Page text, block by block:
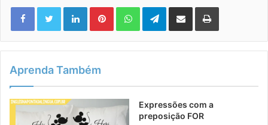
LinkedinPinterestWhatsAppTelegram
Compartilhar via e-mail Imprimir
Aprenda Também
Expressões com a
preposição FOR